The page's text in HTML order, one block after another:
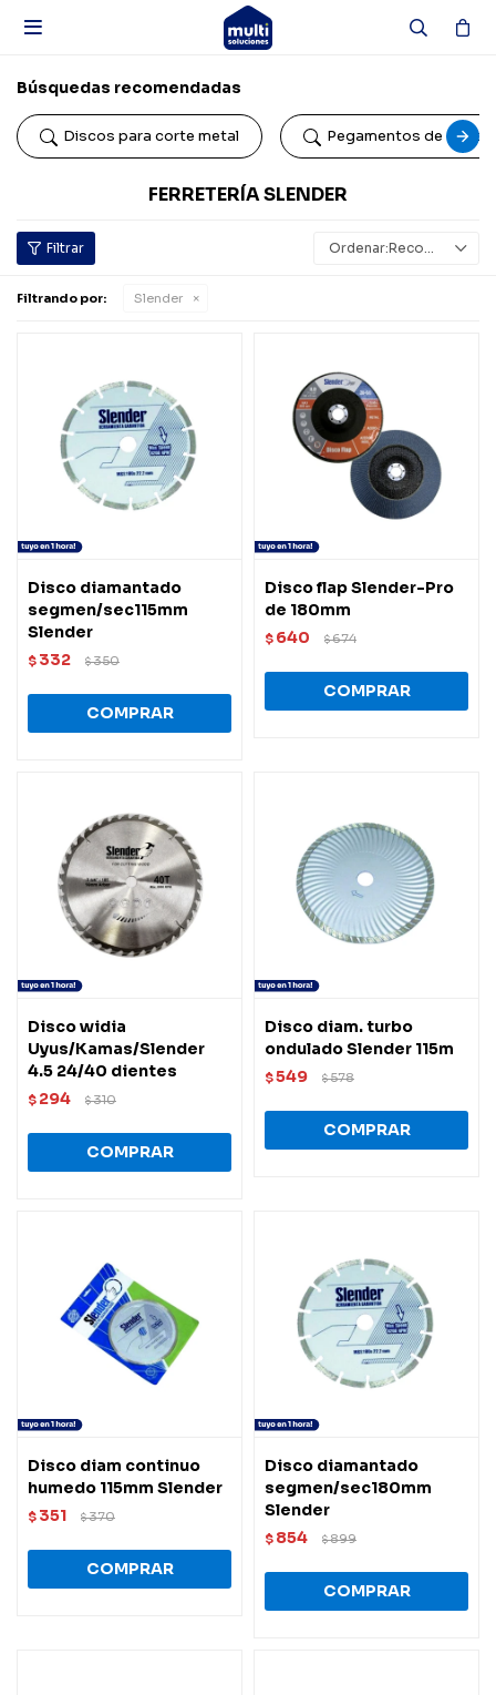

Búsquedas recomendadas
Discos para corte metal Pegamentos de
FERRETERÍA SLENDER
Recomendados
Filtrando por: Slender
Disco diamantado
segmen/sec115mm
Slender
$ 332 $350
Disco flap Slender-Pro
de 180mm
$ 640 $674
Disco widia
Uyus/Kamas/Slender
4.5 24/40 dientes
$ 294 $310
Disco diam. turbo
ondulado Slender 115m
$549 $578
Disco diam continuo
humedo 115mm Slender
$ 351 $370
Disco diamantado
segmen/sec180mm
Slender
$ 854 $899